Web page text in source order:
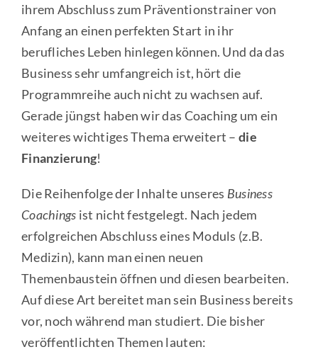
ihrem Abschluss zum Präventionstrainer von
Anfang an einen perfekten Start in ihr
berufliches Leben hinlegen können. Und da das
Business sehr umfangreich ist, hört die
Programmreihe auch nicht zu wachsen auf.
Gerade jüngst haben wir das Coaching um ein
weiteres wichtiges Thema erweitert – die
Finanzierung!
Die Reihenfolge der Inhalte unseres Business
Coachings ist nicht festgelegt. Nach jedem
erfolgreichen Abschluss eines Moduls (z.B.
Medizin), kann man einen neuen
Themenbaustein öffnen und diesen bearbeiten.
Auf diese Art bereitet man sein Business bereits
vor, noch während man studiert. Die bisher
veröffentlichten Themen lauten: